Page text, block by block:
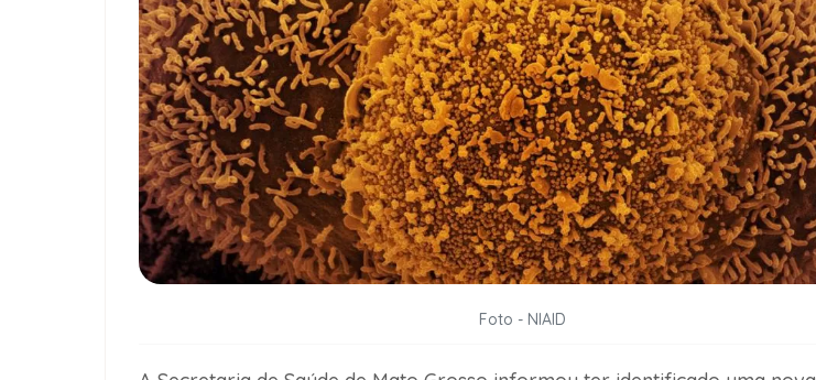
Foto - NIAID